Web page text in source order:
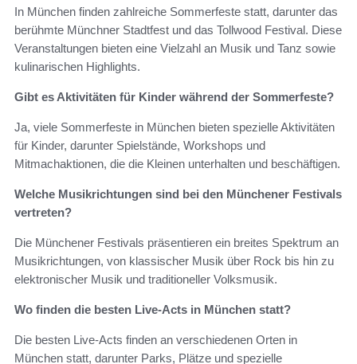
In München finden zahlreiche Sommerfeste statt, darunter das
berühmte Münchner Stadtfest und das Tollwood Festival. Diese
Veranstaltungen bieten eine Vielzahl an Musik und Tanz sowie
kulinarischen Highlights.
Gibt es Aktivitäten für Kinder während der Sommerfeste?
Ja, viele Sommerfeste in München bieten spezielle Aktivitäten
für Kinder, darunter Spielstände, Workshops und
Mitmachaktionen, die die Kleinen unterhalten und beschäftigen.
Welche Musikrichtungen sind bei den Münchener Festivals
vertreten?
Die Münchener Festivals präsentieren ein breites Spektrum an
Musikrichtungen, von klassischer Musik über Rock bis hin zu
elektronischer Musik und traditioneller Volksmusik.
Wo finden die besten Live-Acts in München statt?
Die besten Live-Acts finden an verschiedenen Orten in
München statt, darunter Parks, Plätze und spezielle